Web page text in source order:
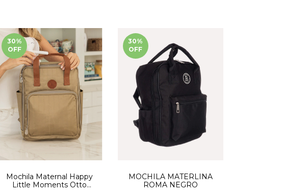
30%
OFF
Mochila Maternal Happy
Little Moments Otto
30%
OFF
MOCHILA MATERLINA
ROMA NEGRO